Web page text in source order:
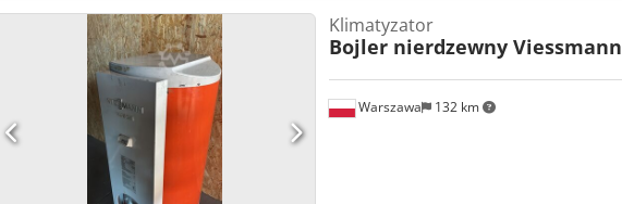
Warszawa 132 km
Klimatyzator
Bojler nierdzewny Viessmann